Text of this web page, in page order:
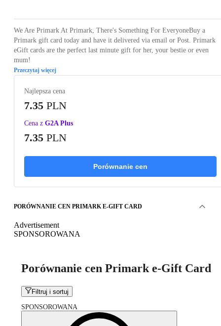
We Are Primark At Primark, There's Something For EveryoneBuy a
Primark gift card today and have it delivered via email or Post. Primark
eGift cards are the perfect last minute gift for her, your bestie or even
mum!
Przeczytaj więcej
Najlepsza cena
7.35 PLN
Cena z G2A Plus
7.35 PLN
Porównanie cen
PORÓWNANIE CEN PRIMARK E-GIFT CARD
Advertisement
SPONSOROWANA
Porównanie cen Primark e-Gift Card
Filtruj i sortuj
SPONSOROWANA